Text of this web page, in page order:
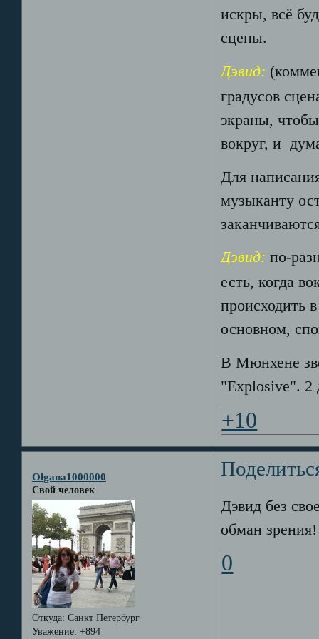
искры, всё
сцены.
Дэвид:
градусов
экраны,
вокруг, и
Для
музыканту
Дэвид:по-
есть, когда
происходить
основном,
В Мюнхене
"Explosive". 2
+10
Olgana1000000
Свой человек
Откуда: Санкт Петербург
Уважение: +894
Дэвид без
обман
0